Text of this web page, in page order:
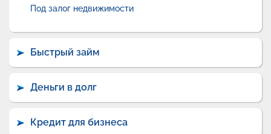
Под залог недвижимости
Быстрый займ
Деньги в долг
Кредит для бизнеса